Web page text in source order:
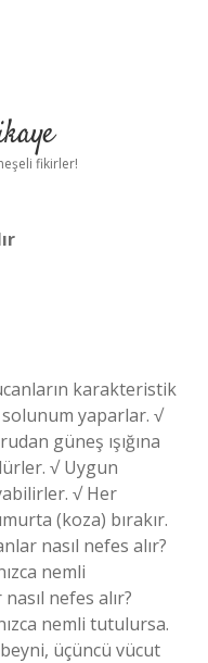
fikirler!
karakteristik
yaparlar. √
güneş ışığına
√ Uygun
√ Her
(koza) bırakır.
nasıl nefes alır?
nemli
nefes alır?
nemli tutulursa.
üçüncü vücut